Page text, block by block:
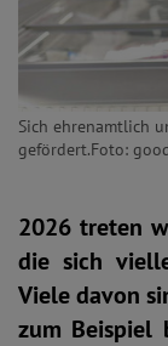
Sich ehrenamtlich
gefördert.Foto:
2026 treten
die sich
Viele davon
zum Beispiel